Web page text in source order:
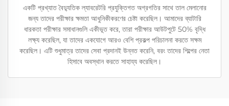
একটি প্রখ্যাত বৈদ্যুতিক ল্যাবরেটরি প্রযুক্তিগত অগ্রগতির সাথে তাল মেলানোর
জন্য তাদের পরীক্ষার ক্ষমতা আধুনিকীকরণের চেষ্টা করেছিল। আমাদের ব্যাটারি
ধারকতা পরীক্ষার সমাধানগুলি একীভূত করে, তারা পরীক্ষার আউটপুটে 50% বৃদ্ধি
লক্ষ্য করেছিল, যা তাদের একযোগে আরও বেশি প্রকল্প পরিচালনা করতে সক্ষম
করেছিল। এটি শুধুমাত্র তাদের সেবা প্রদানই উন্নত করেনি, বরং তাদের শিল্পের নেতা
হিসাবে অবস্থান করতে সাহায্য করেছিল।